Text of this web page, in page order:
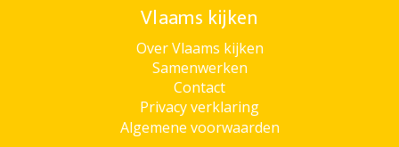
Vlaams kijken
Over Vlaams kijken
Samenwerken
Contact
Privacy verklaring
Algemene voorwaarden